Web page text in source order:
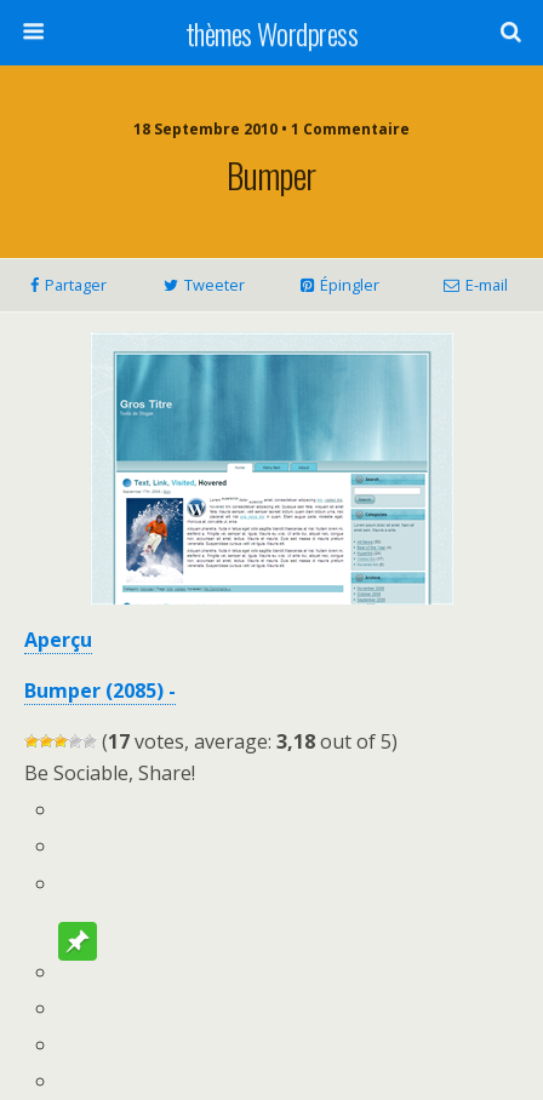
thèmes Wordpress
18 Septembre 2010 • 1 Commentaire
Bumper
Partager Tweeter Épingler E-mail
Aperçu
Bumper (2085) -
(17votes, average: 3,18out of 5)
Be Sociable, Share!